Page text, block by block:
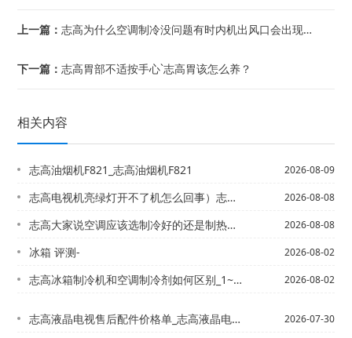
上一篇：志高为什么空调制冷没问题有时内机出风口会出现白烟？_10-为什么空调制冷模式一直...
下一篇：志高胃部不适按手心`志高胃该怎么养？
相关内容
志高油烟机F821_志高油烟机F821 2026-08-09
志高电视机亮绿灯开不了机怎么回事）志高电视黑屏怎么回事 2026-08-08
志高大家说空调应该选制冷好的还是制热好的_4）志高大家说说空调3500瓦的是多少... 2026-08-08
冰箱 评测- 2026-08-02
志高冰箱制冷机和空调制冷剂如何区别_1~志高冰箱制冷剂的保修期是多长时间？ 2026-08-02
志高液晶电视售后配件价格单_志高液晶电视售后服务新版 2026-07-30